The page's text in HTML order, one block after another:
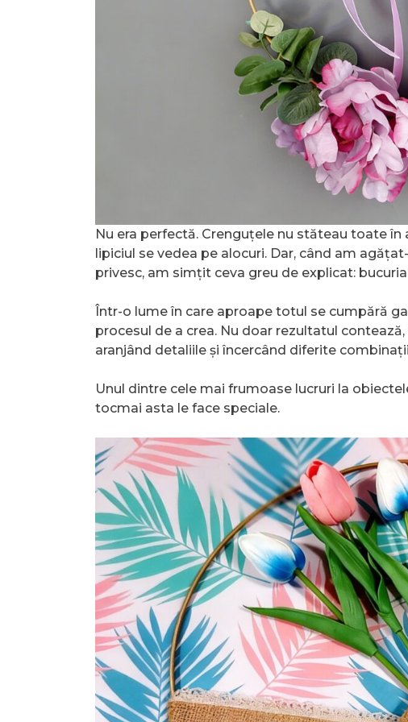
Nu era perfectă. Crenguțele nu stăteau toate
lipiciul se vedea pe alocuri. Dar, când am
privesc, am simțit ceva greu de explicat:
Într-o lume în care aproape totul se cumpără
procesul de a crea. Nu doar rezultatul
aranjând detaliile și încercând diferite
Unul dintre cele mai frumoase lucruri la
tocmai asta le face speciale.